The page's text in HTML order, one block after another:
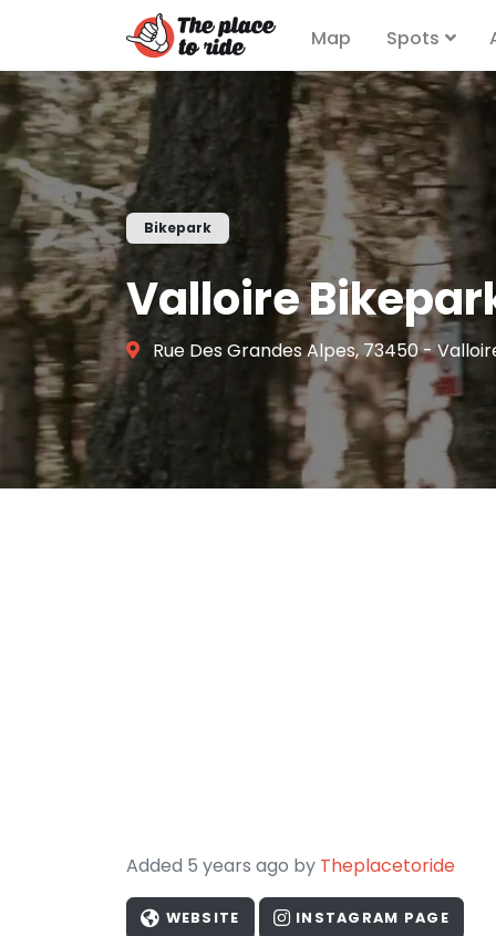
Map Spots
Bikepark
Valloire
Rue Des Grandes Alpes, 73450 -
Added 5 years ago by Theplacetoride
WEBSITE INSTAGRAM PAGE